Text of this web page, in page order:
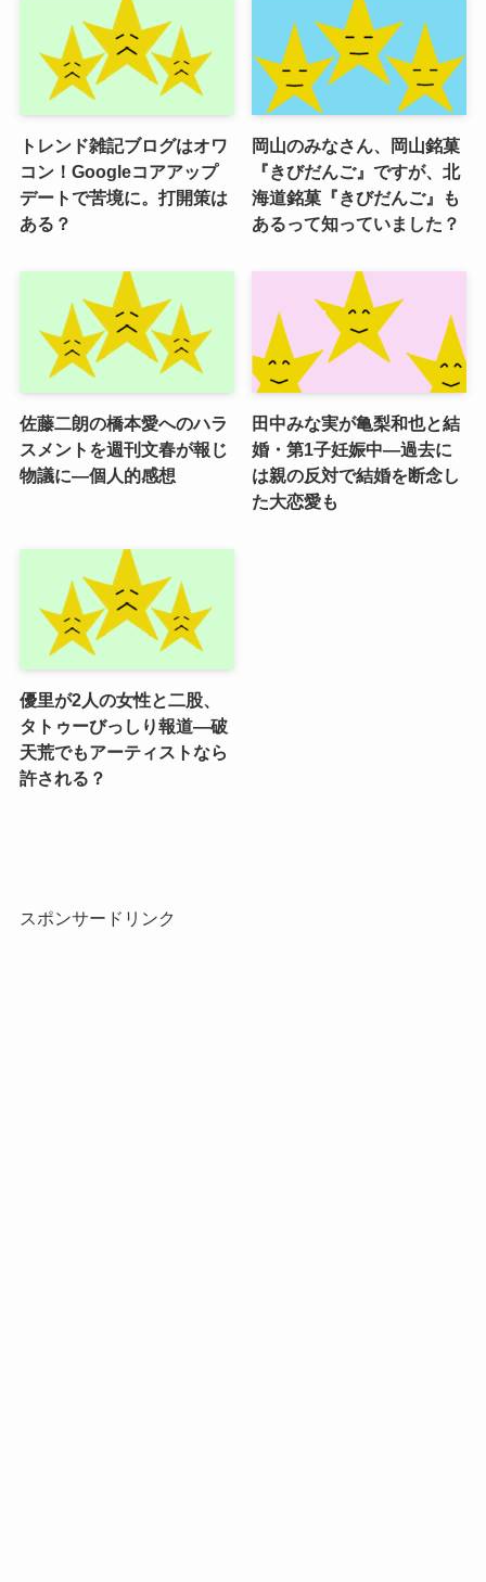
トレンド雑記ブログはオワ
コン！Googleコアアップ
デートで苦境に。打開策は
ある？
岡山のみなさん、岡山銘菓
『きびだんご』ですが、北
海道銘菓『きびだんご』も
あるって知っていました？
佐藤二朗の橋本愛へのハラ
スメントを週刊文春が報じ
物議に―個人的感想
田中みな実が亀梨和也と結
婚・第1子妊娠中―過去に
は親の反対で結婚を断念し
た大恋愛も
優里が2人の女性と二股、
タトゥーびっしり報道―破
天荒でもアーティストなら
許される？
スポンサードリンク